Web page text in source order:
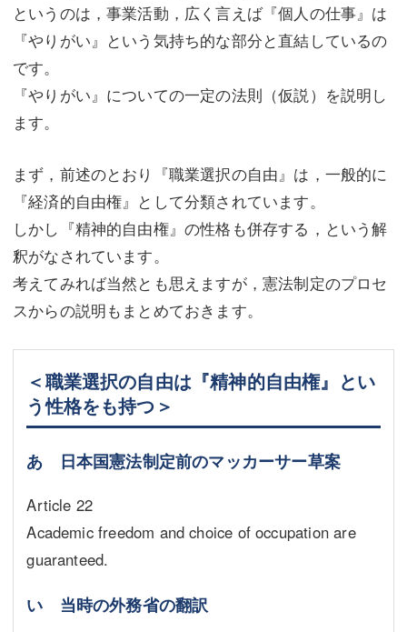
というのは，事業活動，広く言えば『個人の仕事』は
『やりがい』という気持ち的な部分と直結しているの
です。
『やりがい』についての一定の法則（仮説）を説明し
ます。
まず，前述のとおり『職業選択の自由』は，一般的に
『経済的自由権』として分類されています。
しかし『精神的自由権』の性格も併存する，という解
釈がなされています。
考えてみれば当然とも思えますが，憲法制定のプロセ
スからの説明もまとめておきます。
＜職業選択の自由は『精神的自由権』とい
う性格をも持つ＞
あ 日本国憲法制定前のマッカーサー草案
Article 22
Academic freedom and choice of occupation are
guaranteed.
い 当時の外務省の翻訳